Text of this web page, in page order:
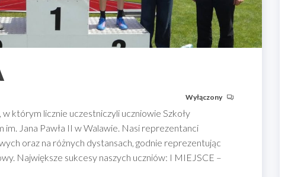
Wyłączony
którym licznie uczestniczyli uczniowie Szkoły
Jana Pawła II w Walawie. Nasi reprezentanci
oraz na różnych dystansach, godnie reprezentując
Największe sukcesy naszych uczniów: I MIEJSCE –